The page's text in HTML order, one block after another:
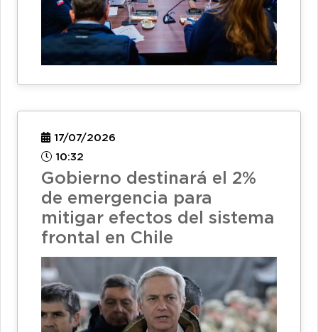
17/07/2026
10:32
Gobierno destinará el 2%
de emergencia para
mitigar efectos del sistema
frontal en Chile